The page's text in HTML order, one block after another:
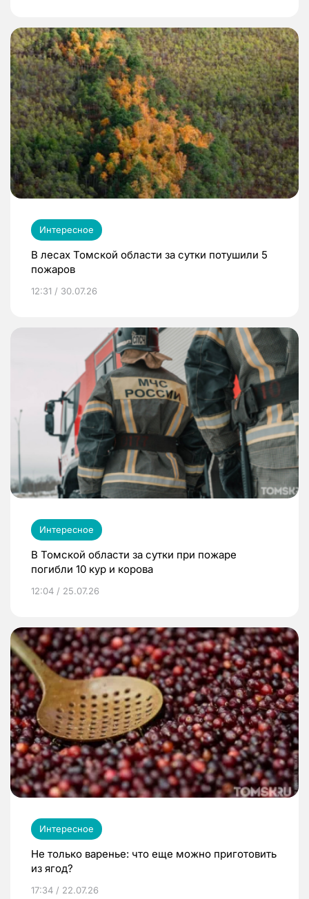
Интересное
В лесах Томской области за сутки потушили 5
пожаров
12:31 / 30.07.26
Интересное
В Томской области за сутки при пожаре
погибли 10 кур и корова
12:04 / 25.07.26
Интересное
Не только варенье: что еще можно приготовить
из ягод?
17:34 / 22.07.26